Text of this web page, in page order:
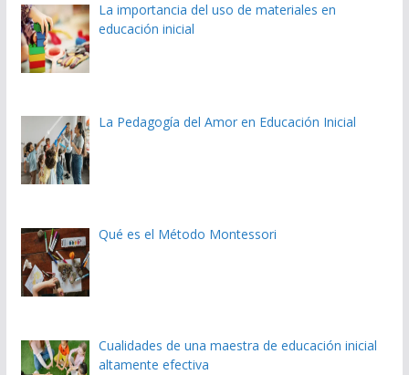
La importancia del uso de materiales en
educación inicial
La Pedagogía del Amor en Educación Inicial
Qué es el Método Montessori
Cualidades de una maestra de educación inicial
altamente efectiva